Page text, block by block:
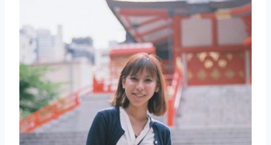
取消 搜索